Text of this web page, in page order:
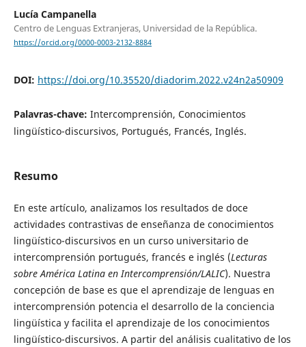
Lucía Campanella
Centro de Lenguas Extranjeras, Universidad de la República.
https://orcid.org/0000-0003-2132-8884
DOI: https://doi.org/10.35520/diadorim.2022.v24n2a50909
Palavras-chave: Intercomprensión, Conocimientos
lingüístico-discursivos, Portugués, Francés, Inglés.
Resumo
En este artículo, analizamos los resultados de doce
actividades contrastivas de enseñanza de conocimientos
lingüístico-discursivos en un curso universitario de
intercomprensión portugués, francés e inglés (Lecturas
sobre América Latina en Intercomprensión/LALIC). Nuestra
concepción de base es que el aprendizaje de lenguas en
intercomprensión potencia el desarrollo de la conciencia
lingüística y facilita el aprendizaje de los conocimientos
lingüístico-discursivos. A partir del análisis cualitativo de los